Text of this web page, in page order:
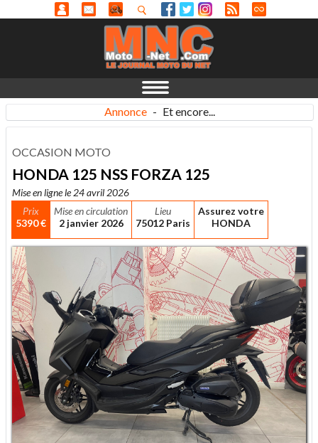
Annonce - Et encore...
OCCASION MOTO
HONDA 125 NSS FORZA 125
Mise en ligne le 24 avril 2026
Prix
5390 €
Mise en circulation
2 janvier 2026
Lieu
75012 Paris
Assurez votre
HONDA